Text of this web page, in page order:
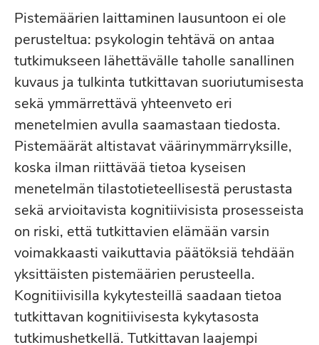
Pistemäärien laittaminen lausuntoon ei ole
perusteltua: psykologin tehtävä on antaa
tutkimukseen lähettävälle taholle sanallinen
kuvaus ja tulkinta tutkittavan suoriutumisesta
sekä ymmärrettävä yhteenveto eri
menetelmien avulla saamastaan tiedosta.
Pistemäärät altistavat väärinymmärryksille,
koska ilman riittävää tietoa kyseisen
menetelmän tilastotieteellisestä perustasta
sekä arvioitavista kognitiivisista prosesseista
on riski, että tutkittavien elämään varsin
voimakkaasti vaikuttavia päätöksiä tehdään
yksittäisten pistemäärien perusteella.
Kognitiivisilla kykytesteillä saadaan tietoa
tutkittavan kognitiivisesta kykytasosta
tutkimushetkellä. Tutkittavan laajempi